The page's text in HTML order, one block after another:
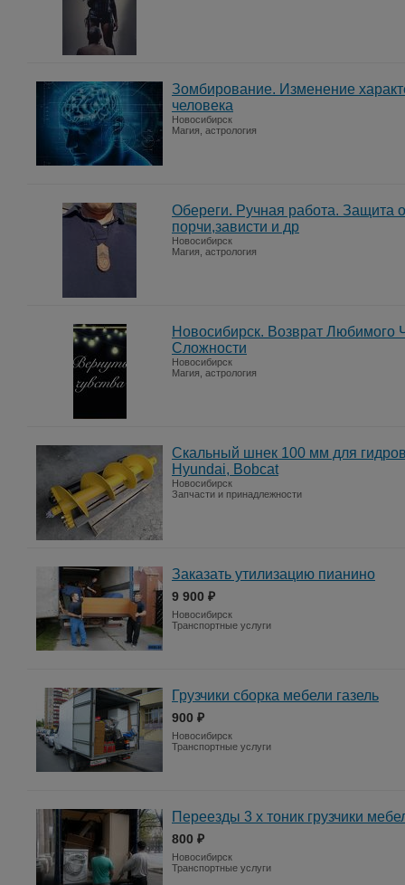
Зомбирование. Изменение
человека
Новосибирск
Магия, астрология
Обереги. Ручная работа. Защита
порчи,зависти и др
Новосибирск
Магия, астрология
Новосибирск. Возврат
Сложности
Новосибирск
Магия, астрология
Скальный шнек 100 мм для
Hyundai, Bobcat
Новосибирск
Запчасти и принадлежности
Заказать утилизацию пианино
9 900 ₽
Новосибирск
Транспортные услуги
Грузчики сборка мебели газель
900 ₽
Новосибирск
Транспортные услуги
Переезды 3 х тоник грузчики
800 ₽
Новосибирск
Транспортные услуги